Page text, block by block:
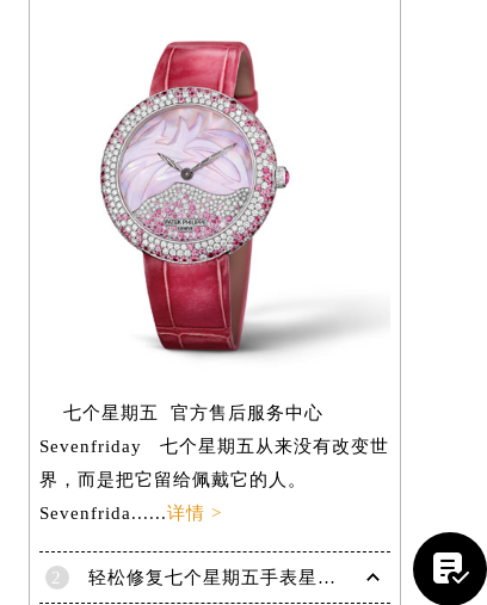
七个星期五 官方售后服务中心
Sevenfriday 七个星期五从来没有改变世
界，而是把它留给佩戴它的人。
Sevenfrida......详情 >
2 轻松修复七个星期五手表星期框破损问题 